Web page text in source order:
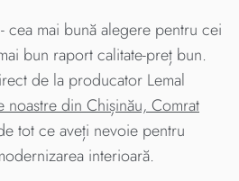
cea mai bună alegere pentru cei
bun raport calitate-preț bun.
de la producator Lemal
noastre din Chișinău, Comrat
tot ce aveți nevoie pentru
interioară.